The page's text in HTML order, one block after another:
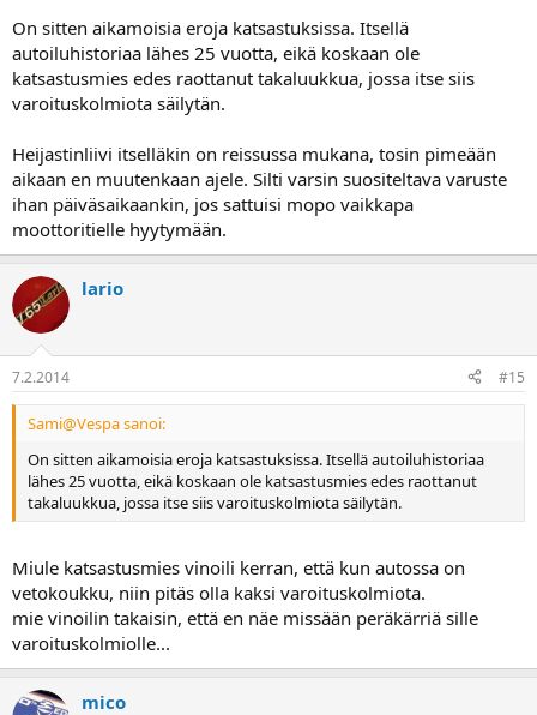
On sitten aikamoisia eroja katsastuksissa. Itsellä
autoiluhistoriaa lähes 25 vuotta, eikä koskaan ole
katsastusmies edes raottanut takaluukkua, jossa itse siis
varoituskolmiota säilytän.
Heijastinliivi itselläkin on reissussa mukana, tosin pimeään
aikaan en muutenkaan ajele. Silti varsin suositeltava varuste
ihan päiväsaikaankin, jos sattuisi mopo vaikkapa
moottoritielle hyytymään.
lario
7.2.2014 #15
Sami@Vespa sanoi:
On sitten aikamoisia eroja katsastuksissa. Itsellä autoiluhistoriaa
lähes 25 vuotta, eikä koskaan ole katsastusmies edes raottanut
takaluukkua, jossa itse siis varoituskolmiota säilytän.
Miule katsastusmies vinoili kerran, että kun autossa on
vetokoukku, niin pitäs olla kaksi varoituskolmiota.
mie vinoilin takaisin, että en näe missään peräkärriä sille
varoituskolmiolle...
mico